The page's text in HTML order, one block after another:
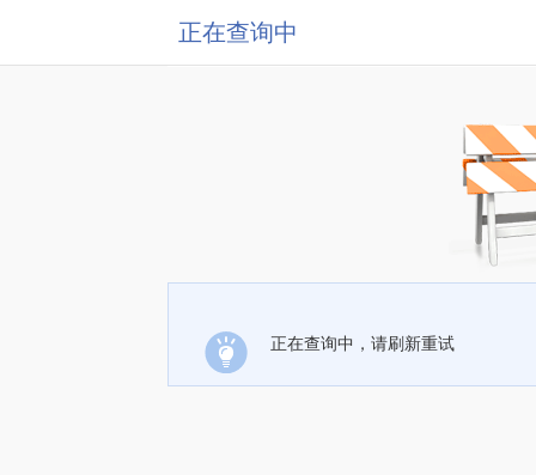
正在查询中
正在查询中，请刷新重试